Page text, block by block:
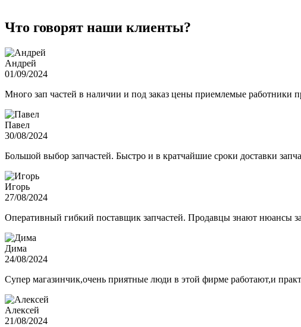
Что говорят наши клиенты?
Андрей
01/09/2024
Много зап частей в наличии и под заказ цены приемлемые работники
Павел
30/08/2024
Большой выбор запчастей. Быстро и в кратчайшие сроки доставки
Игорь
27/08/2024
Оперативный гибкий поставщик запчастей. Продавцы знают нюансы
Дима
24/08/2024
Супер магазинчик,очень приятные люди в этой фирме работают,и
Алексей
21/08/2024